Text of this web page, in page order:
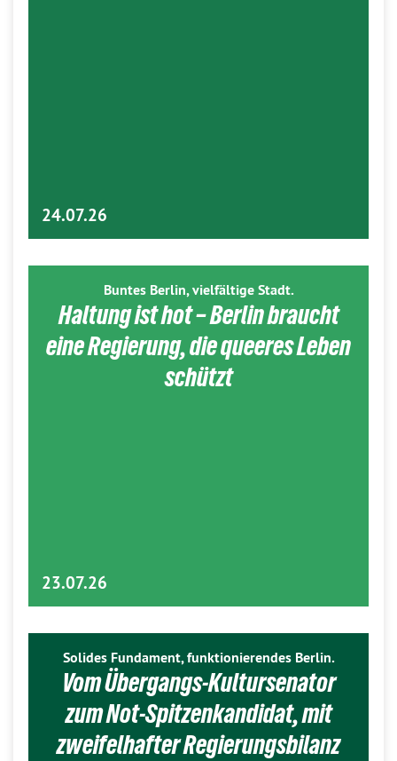
24.07.26
Buntes Berlin, vielfältige Stadt.
Haltung ist hot – Berlin braucht
eine Regierung, die queeres Leben
schützt
23.07.26
Solides Fundament, funktionierendes Berlin.
Vom Übergangs-Kultursenator
zum Not-Spitzenkandidat, mit
zweifelhafter Regierungsbilanz